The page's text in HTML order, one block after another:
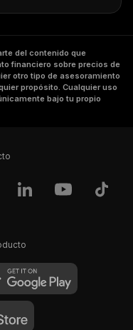
del contenido que
financiero sobre precios de
otro tipo de asesoramiento
propósito. Cualquier uso
bajo tu propio